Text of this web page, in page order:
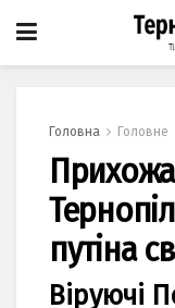
Головна Головне
путіна
Віруючі